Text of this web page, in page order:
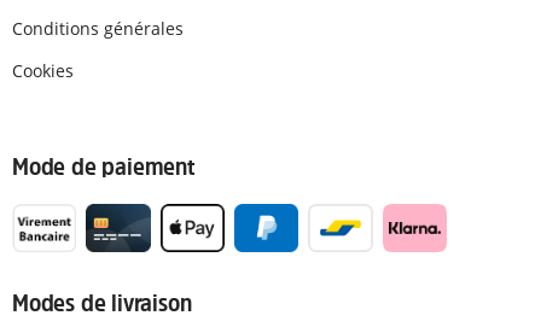
Conditions générales
Cookies
Mode de paiement
Modes de livraison